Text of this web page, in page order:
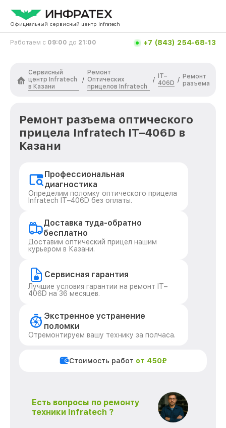
Официальный сервисный центр Infratech
Работаем с 09:00 до 21:00 +7 (843) 254-68-13
Сервисный
центр Infratech
в Казани
/
Ремонт
Оптических
прицелов Infratech
/
IT–
406D / Ремонт
разъема
Ремонт разъема оптического
прицела Infratech IT–406D в
Казани
Профессиональная
диагностика
Определим поломку оптического прицела
Infratech IT–406D без оплаты.
Доставка туда-обратно
бесплатно
Доставим оптический прицел нашим
курьером в Казани.
Сервисная гарантия
Лучшие условия гарантии на ремонт IT–
406D на 36 месяцев.
Экстренное устранение
поломки
Отремонтируем вашу технику за полчаса.
Стоимость работ от 450₽
Есть вопросы по ремонту
техники Infratech ?